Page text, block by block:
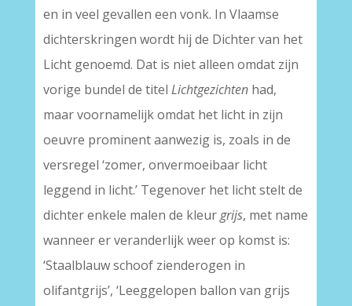
en in veel gevallen een vonk. In Vlaamse
dichterskringen wordt hij de Dichter van het
Licht genoemd. Dat is niet alleen omdat zijn
vorige bundel de titel Lichtgezichtenhad,
maar voornamelijk omdat het licht in zijn
oeuvre prominent aanwezig is, zoals in de
versregel ‘zomer, onvermoeibaar licht
leggend in licht.’ Tegenover het licht stelt de
dichter enkele malen de kleurgrijs, met name
wanneer er veranderlijk weer op komst is:
‘Staalblauw schoof zienderogen in
olifantgrijs’, ‘Leeggelopen ballon van grijs